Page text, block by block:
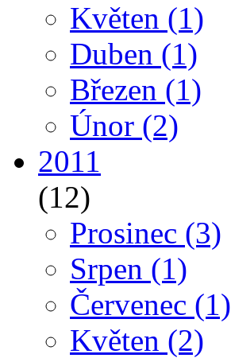
Květen (1)
Duben (1)
Březen (1)
Únor (2)
2011
(12)
Prosinec (3)
Srpen (1)
Červenec (1)
Květen (2)